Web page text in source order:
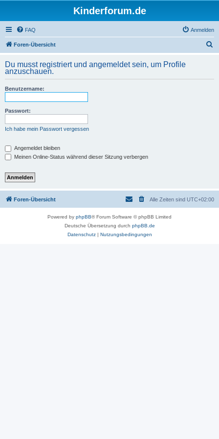
Kinderforum.de
FAQ Anmelden
Foren-Übersicht
h
Du musst registriert und angemeldet sein, um Profile
anzuschauen.
Benutzername:
Passwort:
Ich habe mein Passwort vergessen
Angemeldet bleiben
Meinen Online-Status während dieser Sitzung verbergen
Foren-Übersicht Alle Zeiten sind UTC+02:00
Powered by phpBB® Forum Software © phpBB Limited
Deutsche Übersetzung durch phpBB.de
Datenschutz| Nutzungsbedingungen